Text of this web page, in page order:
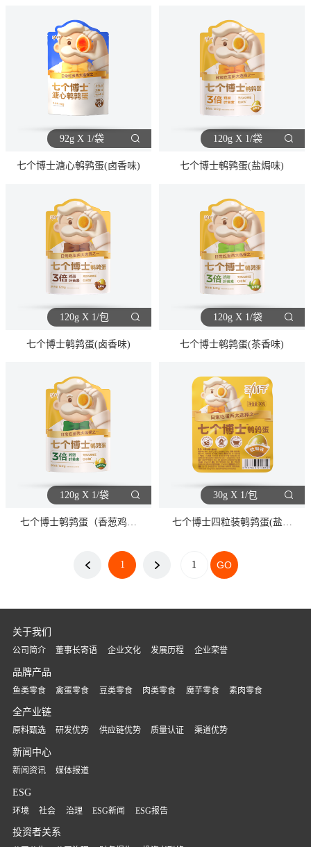
92g X 1/袋
七个博士溏心鹌鹑蛋(卤香味)
120g X 1/袋
七个博士鹌鹑蛋(盐焗味)
120g X 1/包
七个博士鹌鹑蛋(卤香味)
120g X 1/袋
七个博士鹌鹑蛋(茶香味)
120g X 1/袋
七个博士鹌鹑蛋（香葱鸡汁
30g X 1/包
七个博士四粒装鹌鹑蛋(盐焗
1
关于我们
公司简介 董事长寄语 企业文化 发展历程 企业荣誉
品牌产品
鱼类零食 禽蛋零食 豆类零食 肉类零食 魔芋零食 素肉零食
全产业链
原料甄选 研发优势 供应链优势 质量认证 渠道优势
新闻中心
新闻资讯 媒体报道
ESG
环境 社会 治理 ESG新闻 ESG报告
投资者关系